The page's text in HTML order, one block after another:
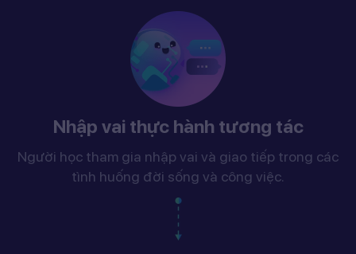
Nhập vai thực hành tương tác
Người học tham gia nhập vai và giao tiếp trong các
tình huống đời sống và công việc.